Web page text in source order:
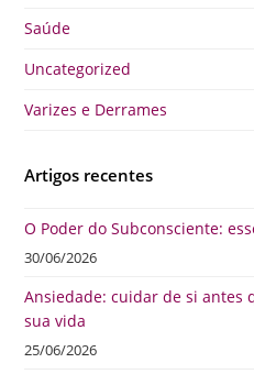
Saúde
Uncategorized
Varizes e Derrames
Artigos recentes
O Poder do Subconsciente:
30/06/2026
Ansiedade: cuidar de si antes
sua vida
25/06/2026